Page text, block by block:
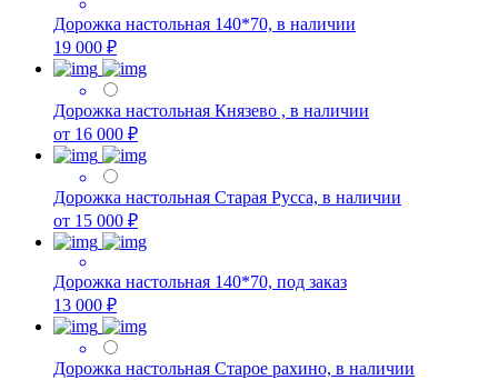
Дорожка настольная 140*70, в наличии
19 000 ₽
Дорожка настольная Князево , в наличии
от 16 000 ₽
Дорожка настольная Старая Русса, в наличии
от 15 000 ₽
Дорожка настольная 140*70, под заказ
13 000 ₽
Дорожка настольная Старое рахино, в наличии